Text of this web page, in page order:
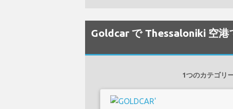
Goldcar で Thessaloniki 空港
1つのカテゴリ